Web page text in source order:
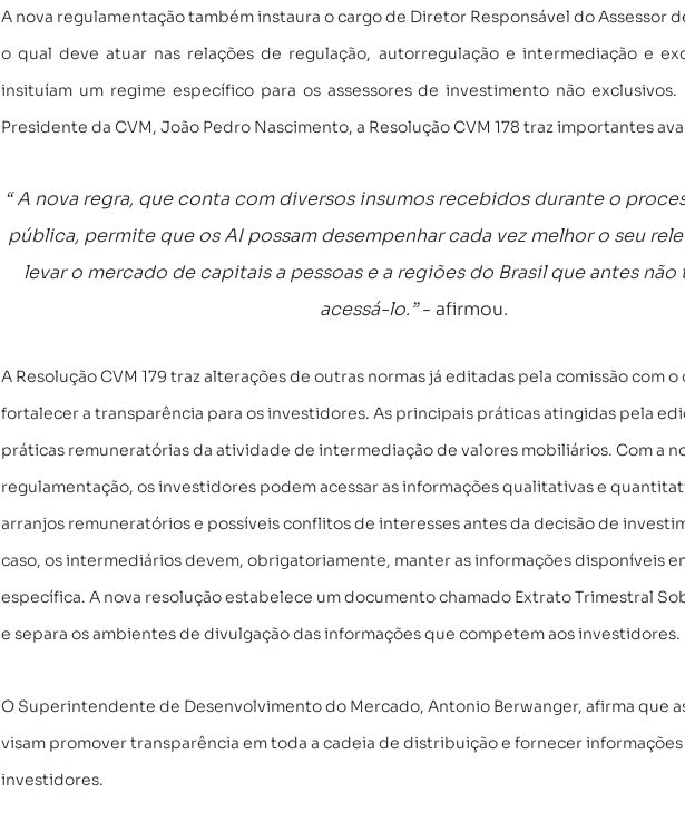
A nova regulamentação também instaura o cargo de Diretor Responsável do Assessor
o qual deve atuar nas relações de regulação, autorregulação e intermediação e
insituíam um regime específico para os assessores de investimento não
Presidente da CVM, João Pedro Nascimento, a Resolução CVM 178 traz importantes
“ A nova regra, que conta com diversos insumos recebidos durante o
pública, permite que os AI possam desempenhar cada vez melhor o seu
levar o mercado de capitais a pessoas e a regiões do Brasil que antes
acessá-lo.” - afirmou.
A Resolução CVM 179 traz alterações de outras normas já editadas pela comissão com
fortalecer a transparência para os investidores. As principais práticas atingidas pela
práticas remuneratórias da atividade de intermediação de valores mobiliários. Com a
regulamentação, os investidores podem acessar as informações qualitativas e
arranjos remuneratórios e possíveis conflitos de interesses antes da decisão de
caso, os intermediários devem, obrigatoriamente, manter as informações disponíveis
específica. A nova resolução estabelece um documento chamado Extrato Trimestral
e separa os ambientes de divulgação das informações que competem aos investidores.
O Superintendente de Desenvolvimento do Mercado, Antonio Berwanger, afirma que
visam promover transparência em toda a cadeia de distribuição e fornecer
investidores.